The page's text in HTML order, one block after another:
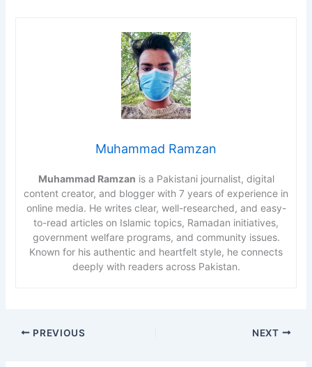
Muhammad Ramzan
Muhammad Ramzan is a Pakistani journalist, digital
content creator, and blogger with 7 years of experience in
online media. He writes clear, well-researched, and easy-
to-read articles on Islamic topics, Ramadan initiatives,
government welfare programs, and community issues.
Known for his authentic and heartfelt style, he connects
deeply with readers across Pakistan.
PREVIOUS NEXT